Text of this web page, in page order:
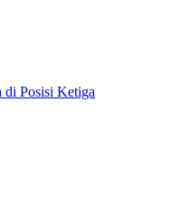
di Posisi Ketiga